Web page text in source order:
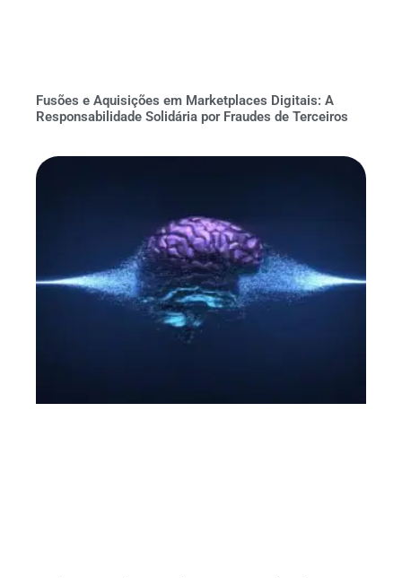
Fusões e Aquisições em Marketplaces Digitais: A
Responsabilidade Solidária por Fraudes de Terceiros